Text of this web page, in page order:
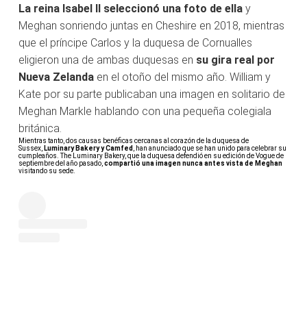
La reina Isabel II seleccionó una foto de ella y
Meghan sonriendo juntas en Cheshire en 2018, mientras
que el príncipe Carlos y la duquesa de Cornualles
eligieron una de ambas duquesas en su gira real por
Nueva Zelanda en el otoño del mismo año. William y
Kate por su parte publicaban una imagen en solitario de
Meghan Markle hablando con una pequeña colegiala
británica.
Mientras tanto, dos causas benéficas cercanas al corazón de la duquesa de
Sussex, Luminary Bakery y Camfed
, han anunciado que se han unido para celebrar su
cumpleaños.The Luminary Bakery, que la duquesa defendió en su edición de Vogue de
septiembre del año pasado, compartió una imagen nunca antes vista de Meghan
visitando su sede.